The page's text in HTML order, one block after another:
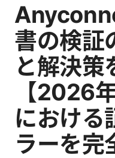
書の検証
と解決策
【2026
における
ラーを完